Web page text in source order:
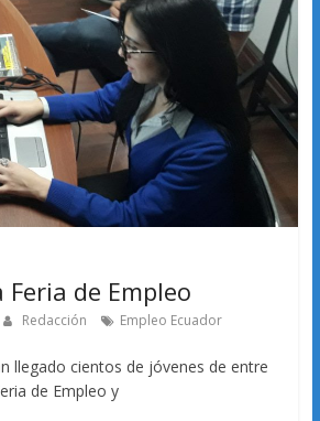
Feria de Empleo
Redacción Empleo Ecuador
llegado cientos de jóvenes de entre
de Empleo y